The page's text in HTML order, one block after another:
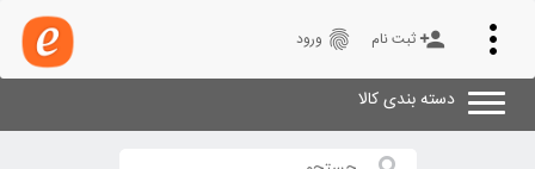
Toggle
navigation
person_add ثبت نام fingerprint ورود
دسته بندی کالا